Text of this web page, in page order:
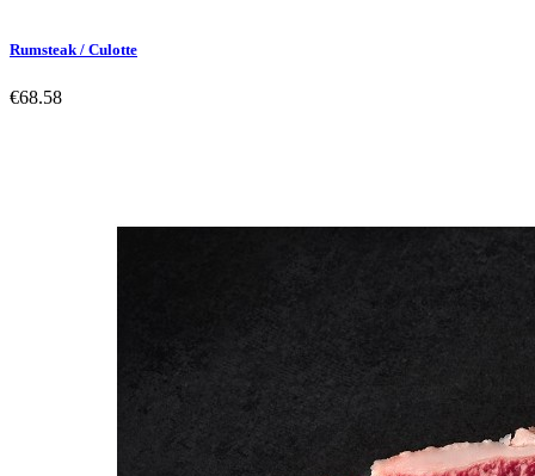
Rumsteak / Culotte
€68.58